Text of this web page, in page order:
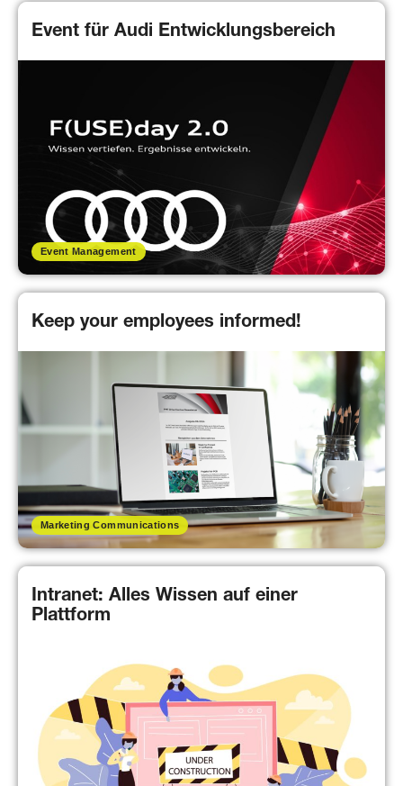
Event Management
Event für Audi Entwicklungsbereich
Marketing Communications
Keep your employees informed!
Intranet: Alles Wissen auf einer
Plattform